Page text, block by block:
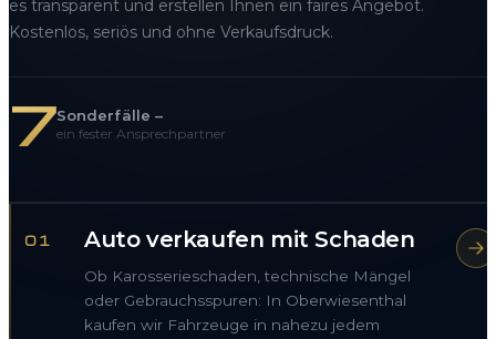
es transparent und erstellen Ihnen ein faires Angebot.
Kostenlos, seriös und ohne Verkaufsdruck.
7Sonderfälle –
ein fester Ansprechpartner
01 Auto verkaufen mit Schaden
Ob Karosserieschaden, technische Mängel
oder Gebrauchsspuren: In Oberwiesenthal
kaufen wir Fahrzeuge in nahezu jedem